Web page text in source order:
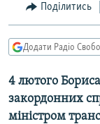
СПОРТ
УКРАЇНА
ТИ ЯК?
СХЕМИ
МУЛЬТИМЕДІА
ФОТО
Поділитись
Додати Радіо
4 лютого
закордонних
міністром